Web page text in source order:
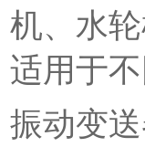
机、水
适用于
振动变